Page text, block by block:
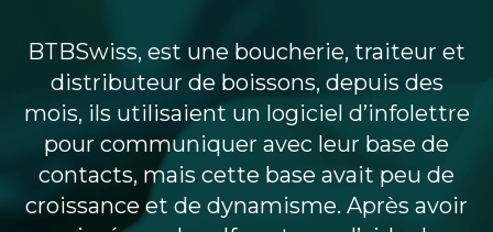
BTBSwiss, est une boucherie, traiteur et
distributeur de boissons, depuis des
mois, ils utilisaient un logiciel d’infolettre
pour communiquer avec leur base de
contacts, mais cette base avait peu de
croissance et de dynamisme. Après avoir